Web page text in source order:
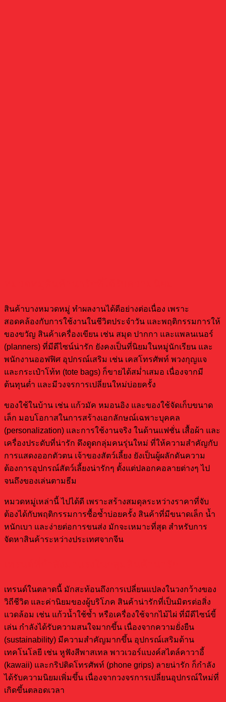
สินค้าบางหมวดหมู่ ทำผลงานได้ดีอย่างต่อเนื่อง เพราะ
สอดคล้องกับการใช้งานในชีวิตประจำวัน และพฤติกรรมการให้
ของขวัญ สินค้าเครื่องเขียน เช่น สมุด ปากกา และแพลนเนอร์
(planners) ที่มีดีไซน์น่ารัก ยังคงเป็นที่นิยมในหมู่นักเรียน และ
พนักงานออฟฟิศ อุปกรณ์เสริม เช่น เคสโทรศัพท์ พวงกุญแจ
และกระเป๋าโท้ท (tote bags) ก็ขายได้สม่ำเสมอ เนื่องจากมี
ต้นทุนต่ำ และมีวงจรการเปลี่ยนใหม่บ่อยครั้ง
ของใช้ในบ้าน เช่น แก้วมัค หมอนอิง และของใช้จัดเก็บขนาด
เล็ก มอบโอกาสในการสร้างเอกลักษณ์เฉพาะบุคคล
(personalization) และการใช้งานจริง ในด้านแฟชั่น เสื้อผ้า และ
เครื่องประดับที่น่ารัก ดึงดูดกลุ่มคนรุ่นใหม่ ที่ให้ความสำคัญกับ
การแสดงออกตัวตน เจ้าของสัตว์เลี้ยง ยังเป็นผู้ผลักดันความ
ต้องการอุปกรณ์สัตว์เลี้ยงน่ารักๆ ตั้งแต่ปลอกคอลายต่างๆ ไป
จนถึงของเล่นตามธีม
หมวดหมู่เหล่านี้ ไปได้ดี เพราะสร้างสมดุลระหว่างราคาที่จับ
ต้องได้กับพฤติกรรมการซื้อซ้ำบ่อยครั้ง สินค้าที่มีขนาดเล็ก น้ำ
หนักเบา และง่ายต่อการขนส่ง มักจะเหมาะที่สุด สำหรับการ
จัดหาสินค้าระหว่างประเทศจากจีน
เทรนด์ในตลาดนี้ มักสะท้อนถึงการเปลี่ยนแปลงในวงกว้างของ
วิถีชีวิต และค่านิยมของผู้บริโภค สินค้าน่ารักที่เป็นมิตรต่อสิ่ง
แวดล้อม เช่น แก้วน้ำใช้ซ้ำ หรือเครื่องใช้จากไม้ไผ่ ที่มีดีไซน์ขี้
เล่น กำลังได้รับความสนใจมากขึ้น เนื่องจากความยั่งยืน
(sustainability) มีความสำคัญมากขึ้น อุปกรณ์เสริมด้าน
เทคโนโลยี เช่น หูฟังสีพาสเทล พาวเวอร์แบงค์สไตล์คาวาอี้
(kawaii) และกริปติดโทรศัพท์ (phone grips) ลายน่ารัก ก็กำลัง
ได้รับความนิยมเพิ่มขึ้น เนื่องจากวงจรการเปลี่ยนอุปกรณ์ใหม่ที่
เกิดขึ้นตลอดเวลา